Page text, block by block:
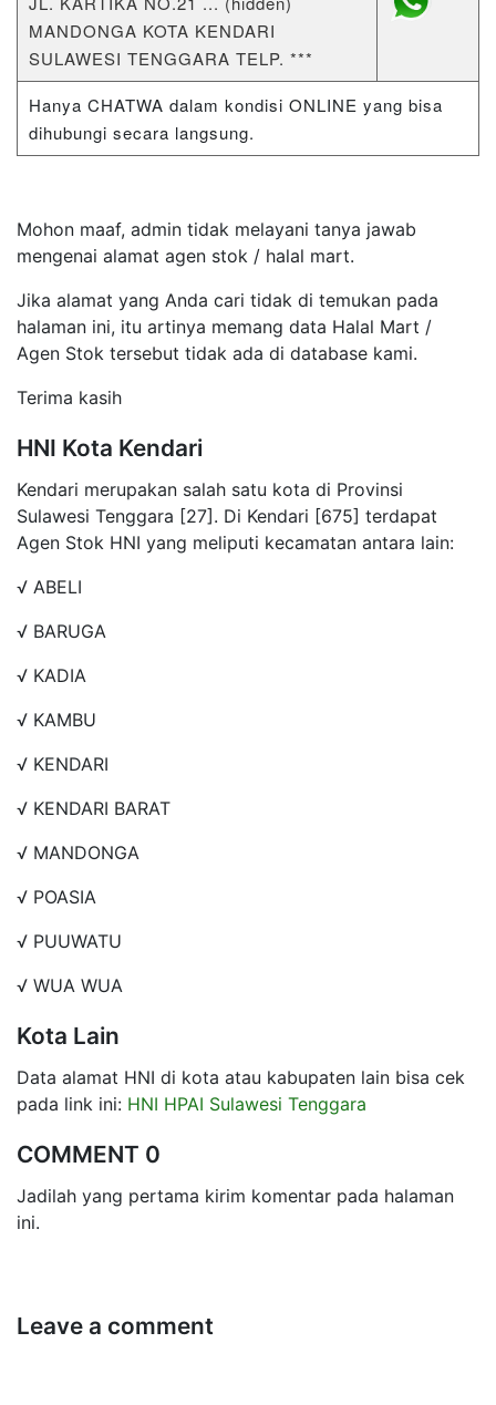
MANDONGA KOTA KENDARI
SULAWESI TENGGARA TELP. ***
Hanya CHATWA dalam kondisi ONLINE yang bisa
dihubungi secara langsung.
Mohon maaf, admin tidak melayani tanya jawab
mengenai alamat agen stok / halal mart.
Jika alamat yang Anda cari tidak di temukan pada
halaman ini, itu artinya memang data Halal Mart /
Agen Stok tersebut tidak ada di database kami.
Terima kasih
HNI Kota Kendari
Kendari merupakan salah satu kota di Provinsi
Sulawesi Tenggara [27]. Di Kendari [675] terdapat
Agen Stok HNI yang meliputi kecamatan antara lain:
√ ABELI
√ BARUGA
√ KADIA
√ KAMBU
√ KENDARI
√ KENDARI BARAT
√ MANDONGA
√ POASIA
√ PUUWATU
√ WUA WUA
Kota Lain
Data alamat HNI di kota atau kabupaten lain bisa cek
pada link ini: HNI HPAI Sulawesi Tenggara
COMMENT 0
Jadilah yang pertama kirim komentar pada halaman
ini.
Leave a comment